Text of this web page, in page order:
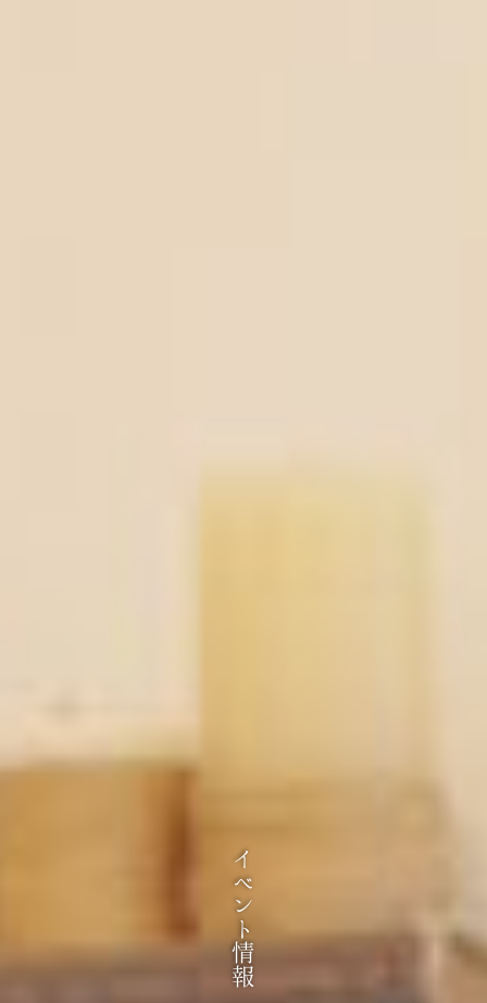
イベント情報